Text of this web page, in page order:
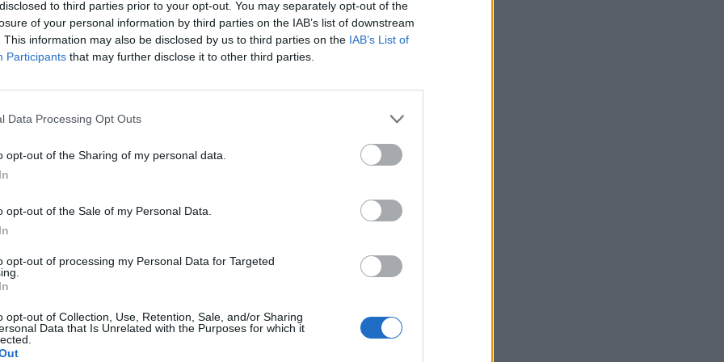
to third parties prior to your opt-out. You may separately opt-out of the
of your personal information by third parties on the IAB’s list of downstream
This information may also be disclosed by us to third parties on the IAB’s List of
Participants that may further disclose it to other third parties.
Data Processing Opt Outs
opt-out of the Sharing of my personal data.
opt-out of the Sale of my Personal Data.
opt-out of processing my Personal Data for Targeted
opt-out of Collection, Use, Retention, Sale, and/or Sharing
Data that Is Unrelated with the Purposes for which it
SECURITY ISSUES,
MOVE THE 2021
MINSK.
OPTIONS TO BE
T.CO/ICCTFOXZDC
JANUARY 18, 2021